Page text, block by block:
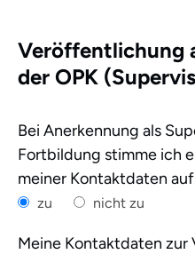
Veröffentlichung
der OPK
Bei Anerkennung als
Fortbildung stimme ich
meiner Kontaktdaten
zu nicht zu
Meine Kontaktdaten